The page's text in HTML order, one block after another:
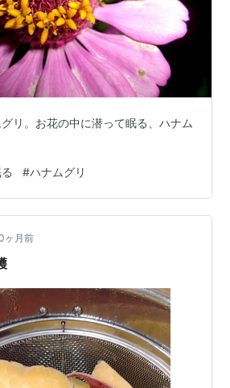
リ。お花の中に潜って眠る、ハナム
#ハナムグリ
ヶ月前